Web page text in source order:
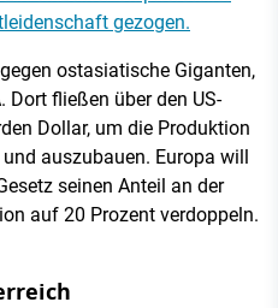
gezogen.
ostasiatische Giganten,
Dort fließen über den US-
Dollar, um die Produktion
auszubauen. Europa will
seinen Anteil an der
auf 20 Prozent verdoppeln.